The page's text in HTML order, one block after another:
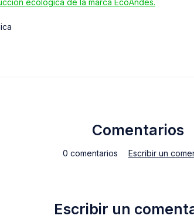
Comentarios
0 comentarios Escribir un
Escribir un